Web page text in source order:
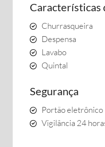
Características
Churrasqueira
Despensa
Lavabo
Quintal
Segurança
Portão eletrônico
Vigilância 24